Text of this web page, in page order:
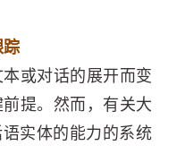
踪
或对话的展开而变
提。然而，有关大
实体的能力的系统